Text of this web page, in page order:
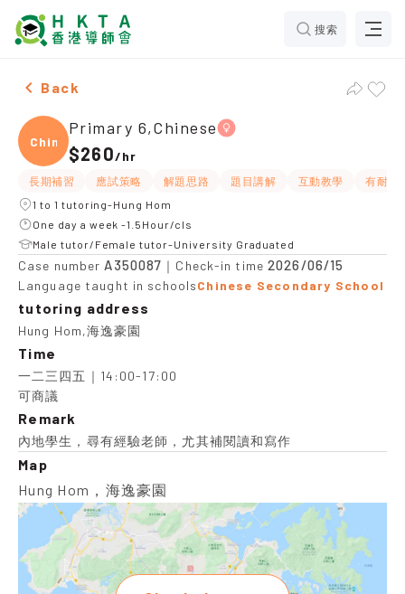
搜索
Female Primary 6,Chinese，Hung Hom Tuition
Back
Chine
Primary 6,Chinese
$260/hr
長期補習 應試策略 解題思路 題目講解 互動教學
有耐性
1 to 1 tutoring-Hung Hom
One day a week -1.5Hour/cls
Male tutor/Female tutor-University Graduated
Case number A350087 ｜Check-in time2026/06/15
Language taught in schoolsChinese Secondary School
tutoring address
Hung Hom,海逸豪園
Time
一二三四五｜14:00-17:00
可商議
Remark
內地學生，尋有經驗老師，尤其補閱讀和寫作
Map
Hung Hom，海逸豪園